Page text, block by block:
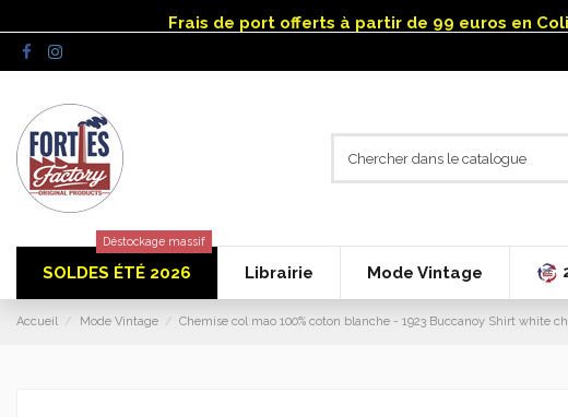
Frais de port offerts à partir de 99 euros en
SOLDES ÉTÉ 2026
Déstockage massif
Librairie Mode Vintage
Accueil Mode Vintage Chemise col mao 100% coton blanche - 1923 Buccanoy Shirt white